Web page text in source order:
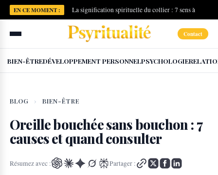
EN CE MOMENT :
La signification spirituelle du collier : 7 sens à
connaître
Contact
BIEN-ÊTREDÉVELOPPEMENT PERSONNELPSYCHOLOGIE
BLOG › BIEN-ÊTRE
Oreille bouchée sans bouchon : 7
causes et quand consulter
Résumez avec : Partager :